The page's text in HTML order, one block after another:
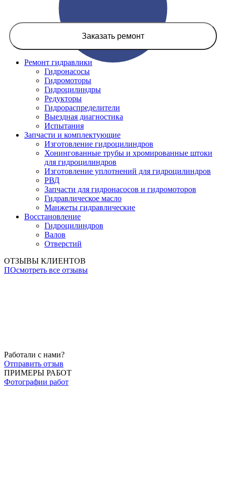
Заказать ремонт
Ремонт гидравлики
Гидронасосы
Гидромоторы
Гидроцилиндры
Редукторы
Гидрораспределители
Выездная диагностика
Испытания
Запчасти и комплектующие
Изготовление гидроцилиндров
Хонингованные трубы и хромированные штоки
для гидроцилиндров
Изготовление уплотнений для гидроцилиндров
РВД
Запчасти для гидронасосов и гидромоторов
Гидравлическое масло
Манжеты гидравлические
Восстановление
Гидроцилиндров
Валов
Отверстий
ОТЗЫВЫ КЛИЕНТОВ
ПОсмотреть все отзывы
Работали с нами?
Отправить отзыв
ПРИМЕРЫ РАБОТ
Фотографии работ